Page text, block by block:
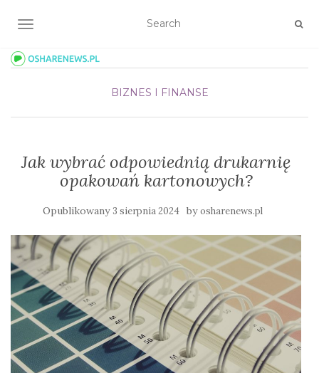
TOGGLE NAVIGATION
BIZNES I FINANSE
Jak wybrać odpowiednią drukarnię
opakowań kartonowych?
Opublikowany 3 sierpnia 2024 byosharenews.pl